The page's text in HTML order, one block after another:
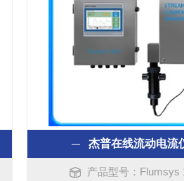
杰普在线流动电流
产品型号：Flumsys